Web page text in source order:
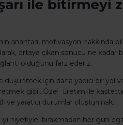
ile bitirmeyi
anahtarı, motivasyon hakkında
ortaya çıkan sonucu ne
olduğunu farz ederiz.
düşünmek için daha yapıcı bir yol
gibi.. Özel üretim ile
ve yaratıcı durumlar oluşturmak.
niyetiyle, bırakmadan her gün